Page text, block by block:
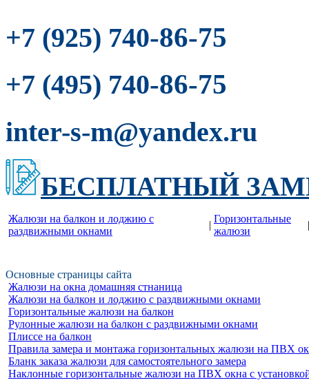
+7 (925) 740-86-75
+7 (495) 740-86-75
inter-s-m@yandex.ru
БЕСПЛАТНЫЙ
Жалюзи на балкон и лоджию c
раздвижными окнами
|
Горизонтальные
жалюзи
|
Основные страницы сайта
Жалюзи на окна домашняя стнаница
Жалюзи на балкон и лоджию c раздвижными окнами
Горизонтальные жалюзи на балкон
Рулонные жалюзи на балкон с раздвижными окнами
Плиссе на балкон
Правила замера и монтажа горизонтальных жалюзи на ПВХ
Бланк заказа жалюзи для самостоятельного замера
Наклонные горизонтальные жалюзи на ПВХ окна с